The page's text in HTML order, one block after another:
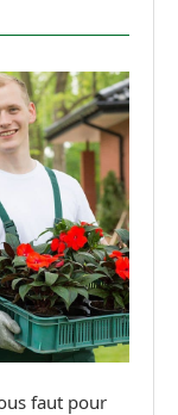
faut pour